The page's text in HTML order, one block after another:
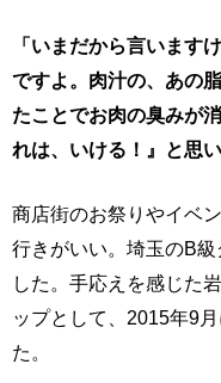
「いまだから言います
ですよ。肉汁の、あの
たことでお肉の臭みが
れは、いける！』と思
商店街のお祭りやイベ
行きがいい。埼玉のB
した。手応えを感じた
ップとして、2015年9
た。